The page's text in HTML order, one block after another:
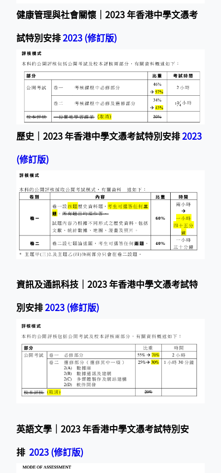
健康管理與社會關懷｜2023 年香港中學文憑考
試特別安排 2023 (修訂版)
歷史｜2023 年香港中學文憑考試特別安排2023
(修訂版)
資訊及通訊科技｜2023 年香港中學文憑考試特
別安排 2023 (修訂版)
英語文學｜2023 年香港中學文憑考試特別安
排 2023 (修訂版)